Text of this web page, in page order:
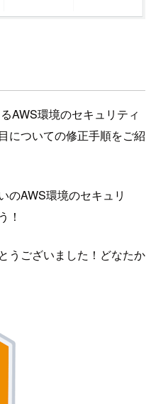
AWS環境のセキュリティ
についての修正手順をご紹
のAWS環境のセキュリ
！
うございました！どなたか